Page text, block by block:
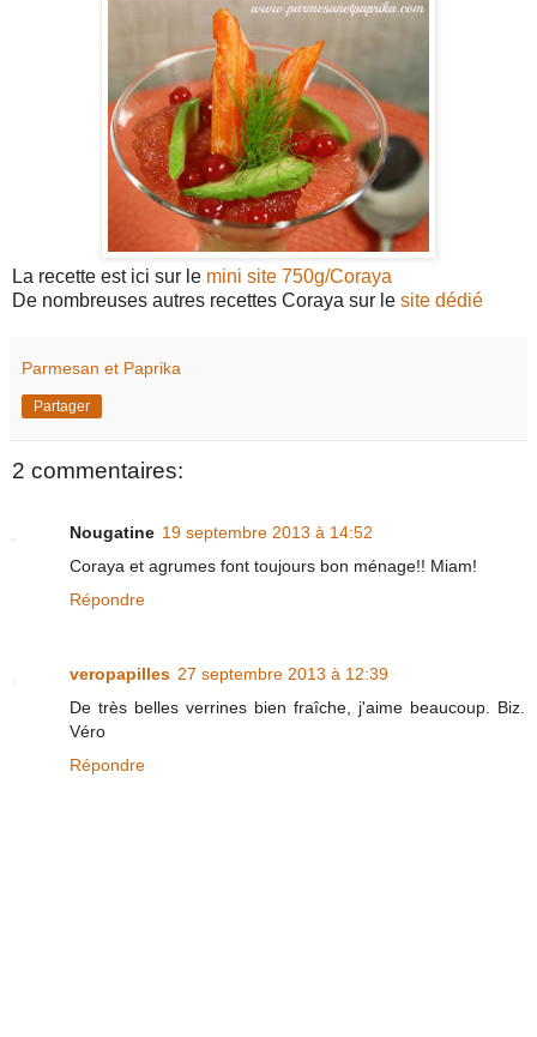
La recette est ici sur le mini site 750g/Coraya
De nombreuses autres recettes Coraya sur le site dédié
Parmesan et Paprika
Partager
2 commentaires:
Nougatine 19 septembre 2013 à 14:52
Coraya et agrumes font toujours bon ménage!! Miam!
Répondre
veropapilles 27 septembre 2013 à 12:39
De très belles verrines bien fraîche, j'aime beaucoup. Biz.
Véro
Répondre